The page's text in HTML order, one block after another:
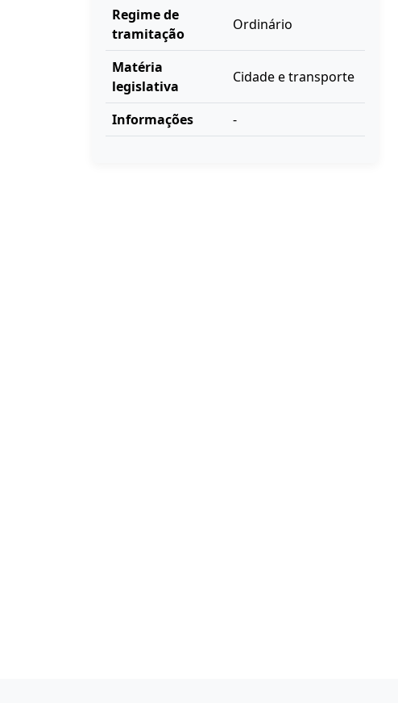
Regime de
tramitação
Ordinário
Matéria
legislativa
Cidade e transporte
Informações -